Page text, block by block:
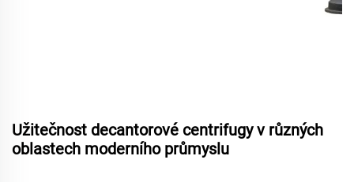
Užitečnost decantorové centrifugy v různých
oblastech moderního průmyslu